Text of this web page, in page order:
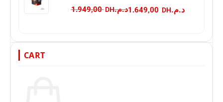
د.م. 1.949,00 د.م.
CART